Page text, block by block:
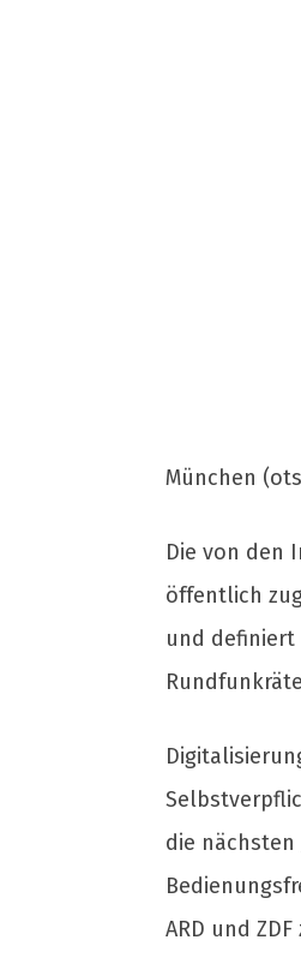
München
Die von den
öffentlich
und definiert
die
ARD und